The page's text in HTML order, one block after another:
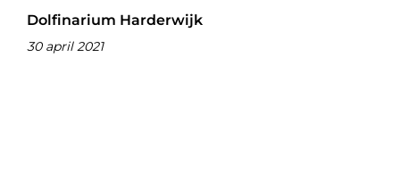
Dolfinarium Harderwijk
30 april 2021